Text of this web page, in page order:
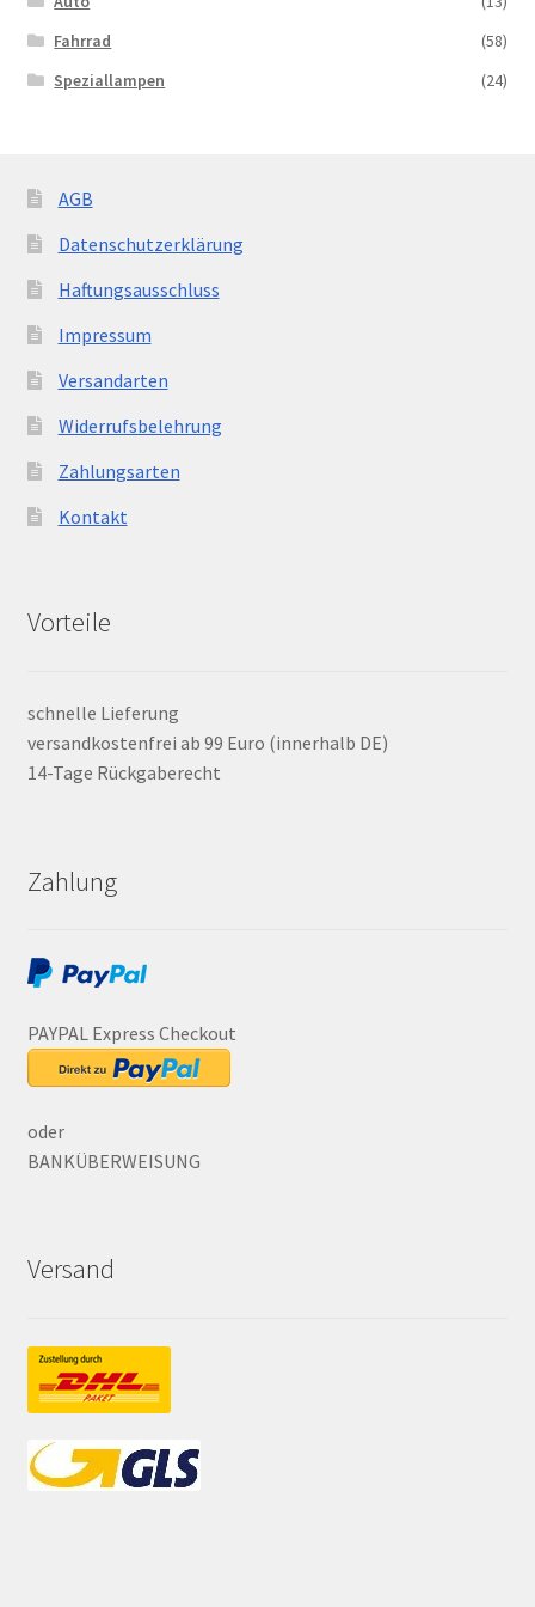
Fahrrad
(58)
Speziallampen
(24)
AGB
Datenschutzerklärung
Haftungsausschluss
Impressum
Versandarten
Widerrufsbelehrung
Zahlungsarten
Kontakt
Vorteile
schnelle Lieferung
versandkostenfrei ab 99 Euro (innerhalb DE)
14-Tage Rückgaberecht
Zahlung
PAYPAL Express Checkout
oder
BANKÜBERWEISUNG
Versand